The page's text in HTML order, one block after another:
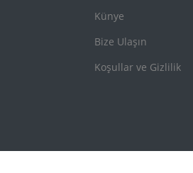
Künye
Bize Ulaşın
Koşullar ve Gizlilik